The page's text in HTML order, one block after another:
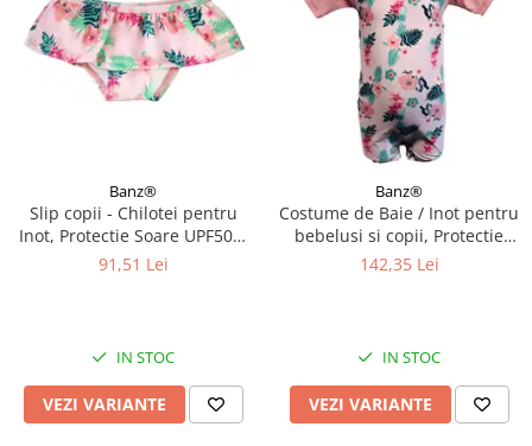
Banz®
Slip copii - Chilotei pentru
Inot, Protectie Soare UPF50+,
Floral Pink, Diverse marimi
91,51 Lei
IN STOC
VEZI VARIANTE
Banz®
Costume de Baie / Inot pentru
bebelusi si copii, Protectie
Soare UPF50+, Floral Pink,
142,35 Lei
IN STOC
VEZI VARIANTE